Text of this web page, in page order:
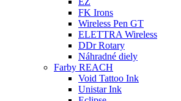
FK Irons
Wireless Pen GT
ELETTRA Wireless
DDr Rotary
Náhradné diely
Farby REACH
Void Tattoo Ink
Unistar Ink